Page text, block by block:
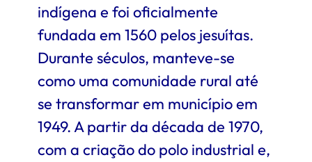
indígena e foi oficialmente
fundada em 1560 pelos jesuítas.
Durante séculos, manteve-se
como uma comunidade rural até
se transformar em município em
1949. A partir da década de 1970,
com a criação do polo industrial e,